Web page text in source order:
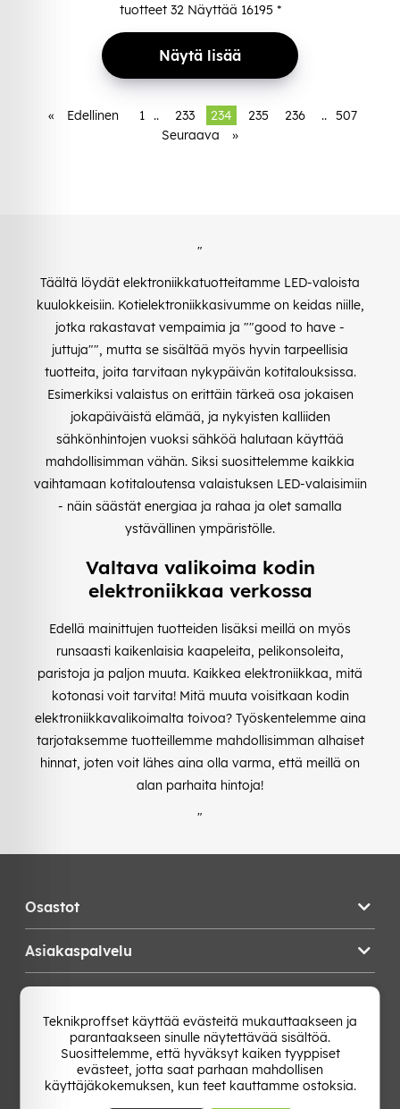
tuotteet 32Näyttää 16195 *
Näytä lisää
« Edellinen 1 .. 233 234 235 236 .. 507
Seuraava
»
"
Täältä löydät elektroniikkatuotteitamme LED-valoista
kuulokkeisiin. Kotielektroniikkasivumme on keidas niille,
jotka rakastavat vempaimia ja ""good to have -
juttuja"", mutta se sisältää myös hyvin tarpeellisia
tuotteita, joita tarvitaan nykypäivän kotitalouksissa.
Esimerkiksi valaistus on erittäin tärkeä osa jokaisen
jokapäiväistä elämää, ja nykyisten kalliiden
sähkönhintojen vuoksi sähköä halutaan käyttää
mahdollisimman vähän. Siksi suosittelemme kaikkia
vaihtamaan kotitaloutensa valaistuksen LED-valaisimiin
- näin säästät energiaa ja rahaa ja olet samalla
ystävällinen ympäristölle.
Valtava valikoima kodin
elektroniikkaa verkossa
Edellä mainittujen tuotteiden lisäksi meillä on myös
runsaasti kaikenlaisia kaapeleita, pelikonsoleita,
paristoja ja paljon muuta. Kaikkea elektroniikkaa, mitä
kotonasi voit tarvita! Mitä muuta voisitkaan kodin
elektroniikkavalikoimalta toivoa? Työskentelemme aina
tarjotaksemme tuotteillemme mahdollisimman alhaiset
hinnat, joten voit lähes aina olla varma, että meillä on
alan parhaita hintoja!
"
Osastot
Asiakaspalvelu
Vaihda Maa
Teknikproffset käyttää evästeitä mukauttaakseen ja
parantaakseen sinulle näytettävää sisältöä.
Suosittelemme, että hyväksyt kaiken tyyppiset
evästeet, jotta saat parhaan mahdollisen
käyttäjäkokemuksen, kun teet kauttamme ostoksia.